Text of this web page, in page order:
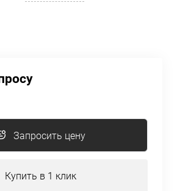
Запросить цену
Купить в 1 клик